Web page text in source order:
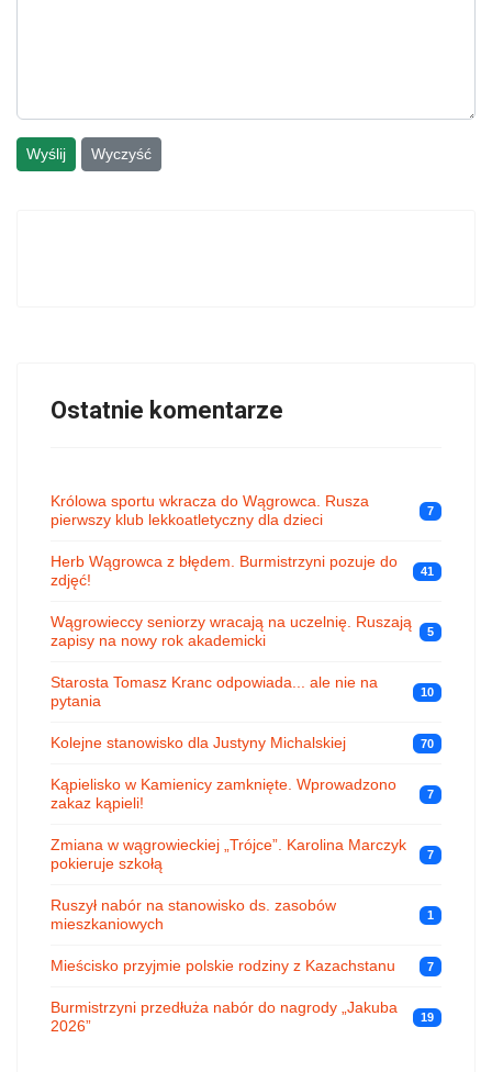
Wyślij Wyczyść
Ostatnie komentarze
Królowa sportu wkracza do Wągrowca. Rusza
pierwszy klub lekkoatletyczny dla dzieci
7
Herb Wągrowca z błędem. Burmistrzyni pozuje do
zdjęć!
41
Wągrowieccy seniorzy wracają na uczelnię. Ruszają
zapisy na nowy rok akademicki
5
Starosta Tomasz Kranc odpowiada... ale nie na
pytania
10
Kolejne stanowisko dla Justyny Michalskiej 70
Kąpielisko w Kamienicy zamknięte. Wprowadzono
zakaz kąpieli!
7
Zmiana w wągrowieckiej „Trójce”. Karolina Marczyk
pokieruje szkołą
7
Ruszył nabór na stanowisko ds. zasobów
mieszkaniowych
1
Mieścisko przyjmie polskie rodziny z Kazachstanu 7
Burmistrzyni przedłuża nabór do nagrody „Jakuba
2026”
19